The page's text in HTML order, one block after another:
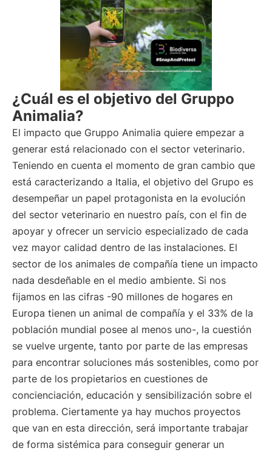
¿Cuál es el objetivo del Gruppo
Animalia?
El impacto que Gruppo Animalia quiere empezar a
generar está relacionado con el sector veterinario.
Teniendo en cuenta el momento de gran cambio que
está caracterizando a Italia, el objetivo del Grupo es
desempeñar un papel protagonista en la evolución
del sector veterinario en nuestro país, con el fin de
apoyar y ofrecer un servicio especializado de cada
vez mayor calidad dentro de las instalaciones. El
sector de los animales de compañía tiene un impacto
nada desdeñable en el medio ambiente. Si nos
fijamos en las cifras -90 millones de hogares en
Europa tienen un animal de compañía y el 33% de la
población mundial posee al menos uno-, la cuestión
se vuelve urgente, tanto por parte de las empresas
para encontrar soluciones más sostenibles, como por
parte de los propietarios en cuestiones de
concienciación, educación y sensibilización sobre el
problema. Ciertamente ya hay muchos proyectos
que van en esta dirección, será importante trabajar
de forma sistémica para conseguir generar un